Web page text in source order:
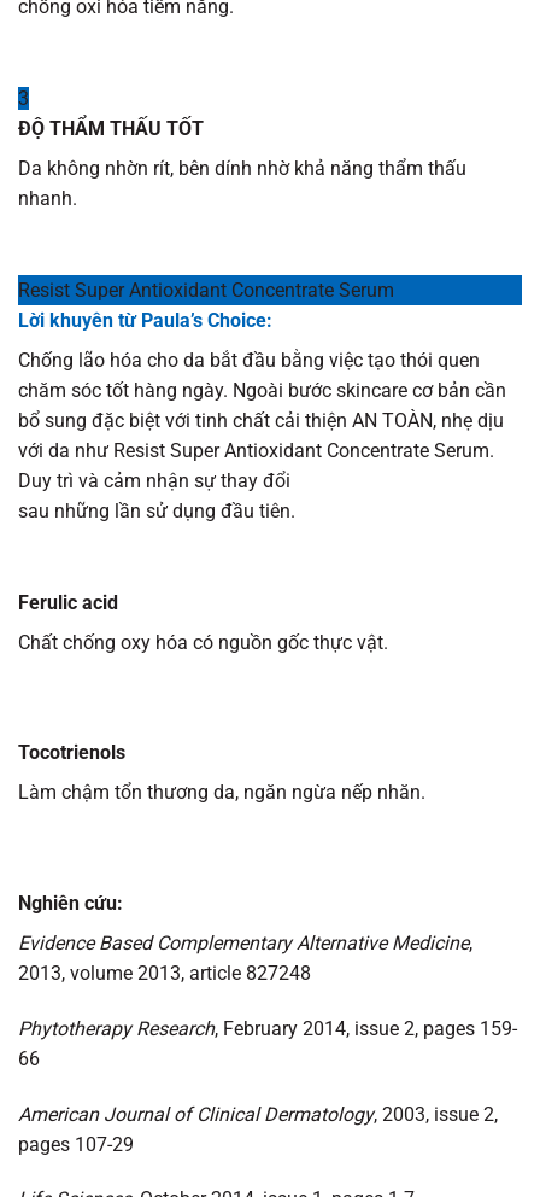
chống oxi hóa tiềm năng.
3
ĐỘ THẨM THẤU TỐT
Da không nhờn rít, bên dính nhờ khả năng thẩm thấu
nhanh.
Resist Super Antioxidant Concentrate Serum
Lời khuyên từ Paula’s Choice:
Chống lão hóa cho da bắt đầu bằng việc tạo thói quen
chăm sóc tốt hàng ngày. Ngoài bước skincare cơ bản cần
bổ sung đặc biệt với tinh chất cải thiện AN TOÀN, nhẹ dịu
với da như Resist Super Antioxidant Concentrate Serum.
Duy trì và cảm nhận sự thay đổi
sau những lần sử dụng đầu tiên.
Ferulic acid
Chất chống oxy hóa có nguồn gốc thực vật.
Tocotrienols
Làm chậm tổn thương da, ngăn ngừa nếp nhăn.
Nghiên cứu:
Evidence Based Complementary Alternative Medicine,
2013, volume 2013, article 827248
Phytotherapy Research, February 2014, issue 2, pages 159-
66
American Journal of Clinical Dermatology, 2003, issue 2,
pages 107-29